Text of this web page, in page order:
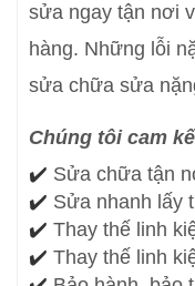
sửa ngay tận nơi
hàng. Những lỗi
sửa chữa sửa
Chúng tôi cam
✔️ Sửa chữa tận
✔️ Sửa nhanh lấy
✔️ Thay thế linh
✔️ Thay thế linh